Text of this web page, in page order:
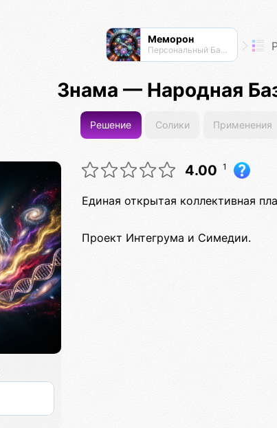
Меморон
Персональный Банк Памяти
Знама — Народная
Решение Солики Применения
4.00 1
Единая открытая коллективная
Проект Интегрума и Симедии.